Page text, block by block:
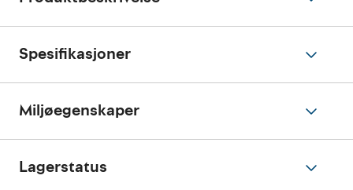
Spesifikasjoner
Miljøegenskaper
Lagerstatus